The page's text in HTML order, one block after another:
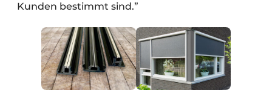
Kunden bestimmt sind.”